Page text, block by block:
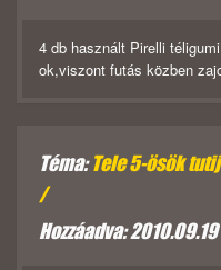
4 db használt Pirelli
ok,viszont futás közben
Téma:Tele 5-ösök
/
Hozzáadva: